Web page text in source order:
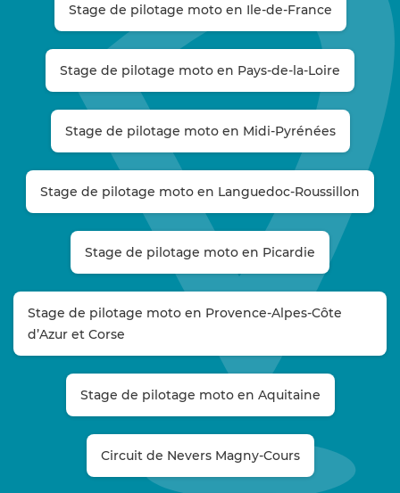
Stage de pilotage moto en Ile-de-France
Stage de pilotage moto en Pays-de-la-Loire
Stage de pilotage moto en Midi-Pyrénées
Stage de pilotage moto en Languedoc-Roussillon
Stage de pilotage moto en Picardie
Stage de pilotage moto en Provence-Alpes-Côte
d’Azur et Corse
Stage de pilotage moto en Aquitaine
Circuit de Nevers Magny-Cours